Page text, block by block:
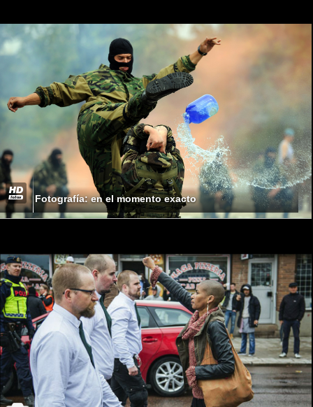
Fotografía: en el momento exacto